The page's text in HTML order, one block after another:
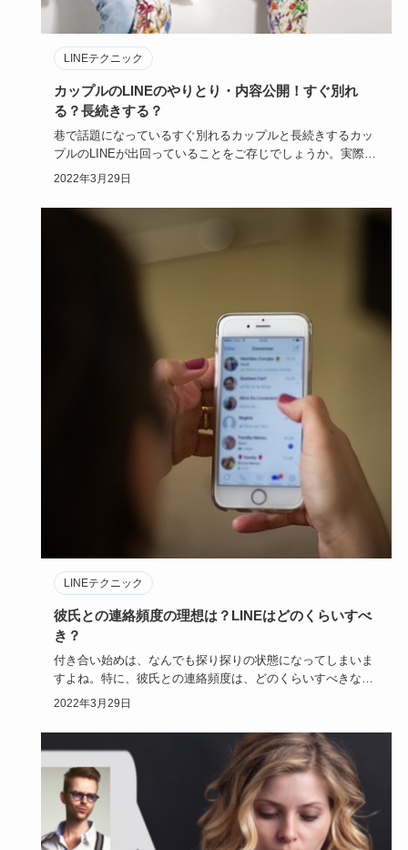
LINEテクニック
カップルのLINEのやりとり・内容公開！すぐ別れ
る？長続きする？
巷で話題になっているすぐ別れるカップルと長続きするカッ
プルのLINEが出回っていることをご存じでしょうか。実際に
読んだ人た…
2022年3月29日
LINEテクニック
彼氏との連絡頻度の理想は？LINEはどのくらいすべ
き？
付き合い始めは、なんでも探り探りの状態になってしまいま
すよね。特に、彼氏との連絡頻度は、どのくらいすべきなの
でしょうか。手…
2022年3月29日